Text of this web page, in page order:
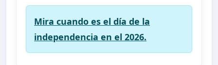
Mira cuando es el día de la
independencia en el 2026.